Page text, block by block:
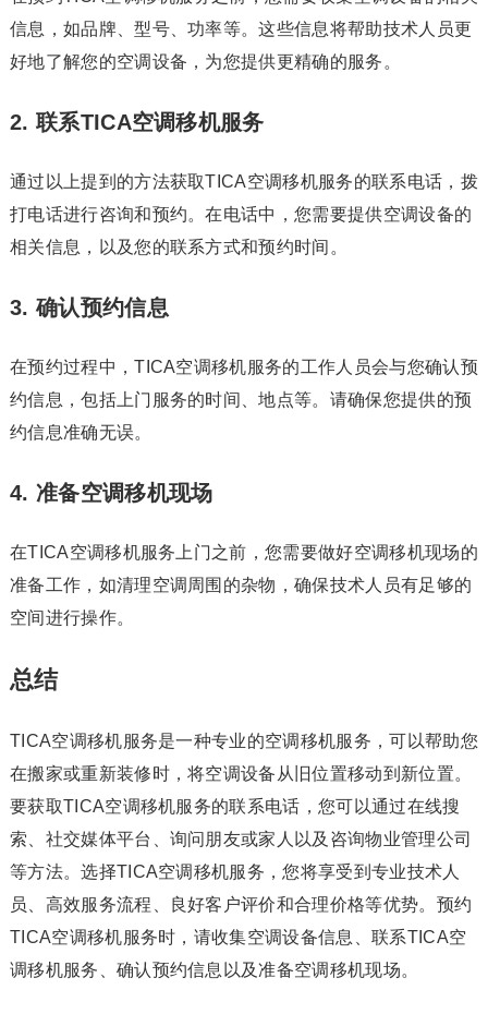
信息，如品牌、型号、功率等。这些信息将帮助技术人员更
好地了解您的空调设备，为您提供更精确的服务。
2. 联系TICA空调移机服务
通过以上提到的方法获取TICA空调移机服务的联系电话，拨
打电话进行咨询和预约。在电话中，您需要提供空调设备的
相关信息，以及您的联系方式和预约时间。
3. 确认预约信息
在预约过程中，TICA空调移机服务的工作人员会与您确认预
约信息，包括上门服务的时间、地点等。请确保您提供的预
约信息准确无误。
4. 准备空调移机现场
在TICA空调移机服务上门之前，您需要做好空调移机现场的
准备工作，如清理空调周围的杂物，确保技术人员有足够的
空间进行操作。
总结
TICA空调移机服务是一种专业的空调移机服务，可以帮助您
在搬家或重新装修时，将空调设备从旧位置移动到新位置。
要获取TICA空调移机服务的联系电话，您可以通过在线搜
索、社交媒体平台、询问朋友或家人以及咨询物业管理公司
等方法。选择TICA空调移机服务，您将享受到专业技术人
员、高效服务流程、良好客户评价和合理价格等优势。预约
TICA空调移机服务时，请收集空调设备信息、联系TICA空
调移机服务、确认预约信息以及准备空调移机现场。